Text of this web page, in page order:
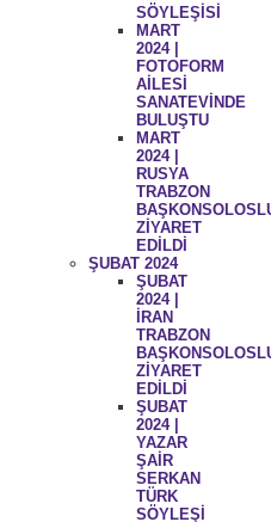
SÖYLEŞİSİ
MART
2024 |
FOTOFORM
AİLESİ
SANATEVİNDE
BULUŞTU
MART
2024 |
RUSYA
TRABZON
ZİYARET
EDİLDİ
ŞUBAT 2024
ŞUBAT
2024 |
İRAN
TRABZON
ZİYARET
EDİLDİ
ŞUBAT
2024 |
YAZAR
ŞAİR
SERKAN
TÜRK
SÖYLEŞİ